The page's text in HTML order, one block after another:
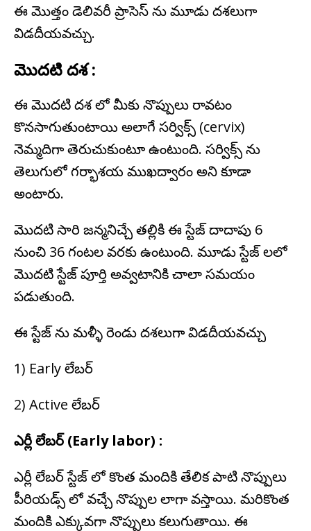
ఈ మొత్తం డెలివరీ ప్రాసెస్ ను మూడు దశలుగా
విడదీయవచ్చు.
మొదటి దశ :
ఈ మొదటి దశ లో మీకు నొప్పులు రావటం
కొనసాగుతుంటాయి అలాగే సర్విక్స్ (cervix)
నెమ్మదిగా తెరుచుకుంటూ ఉంటుంది. సర్విక్స్ ను
తెలుగులో గర్భాశయ ముఖద్వారం అని కూడా
అంటారు.
మొదటి సారి జన్మనిచ్చే తల్లికి ఈ స్టేజ్ దాదాపు 6
నుంచి 36 గంటల వరకు ఉంటుంది. మూడు స్టేజ్ లలో
మొదటి స్టేజ్ పూర్తి అవ్వటానికి చాలా సమయం
పడుతుంది.
ఈ స్టేజ్ ను మళ్ళీ రెండు దశలుగా విడదీయవచ్చు
1) Early లేబర్
2) Active లేబర్
ఎర్లీ లేబర్ (Early labor) :
ఎర్లీ లేబర్ స్టేజ్ లో కొంత మందికి తేలిక పాటి నొప్పులు
పీరియడ్స్ లో వచ్చే నొప్పుల లాగా వస్తాయి. మరికొంత
మందికి ఎక్కువగా నొప్పులు కలుగుతాయి. ఈ